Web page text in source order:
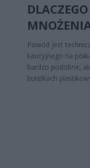
Powód jest
kaucyjnego na
bardzo podobne,
butelkach